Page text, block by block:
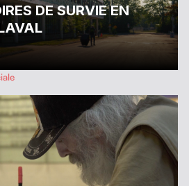
DE SURVIE EN